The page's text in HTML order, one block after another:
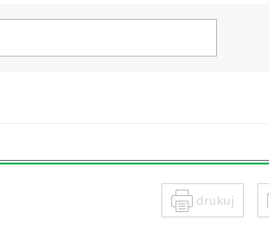
drukuj